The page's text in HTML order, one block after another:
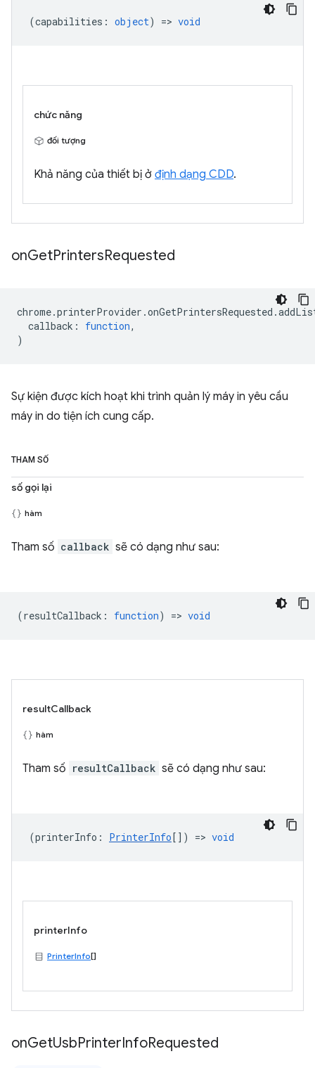
(capabilities : object) => void
chức năng
đối tượng
Khả năng của thiết bị ở định dạng CDD.
onGetPrintersRequested
chrome.printerProvider .onGetPrintersRequested .
callback : function,
)
Sự kiện được kích hoạt khi trình quản lý máy in yêu cầu
máy in do tiện ích cung cấp.
THAM SỐ
số gọi lại
hàm
Tham số callback sẽ có dạng như sau:
(resultCallback : function) => void
resultCallback
hàm
Tham số resultCallback sẽ có dạng như sau:
(printerInfo : PrinterInfo[]) => void
printerInfo
PrinterInfo[]
onGetUsbPrinterInfoRequested